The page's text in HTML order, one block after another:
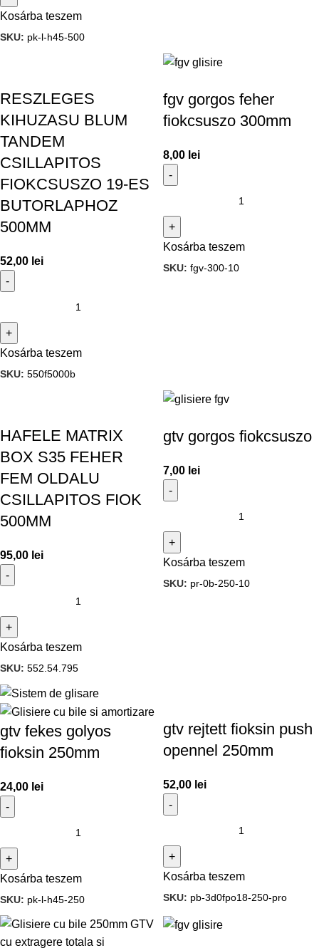
Kosárba teszem
SKU: pk-l-h45-500
RESZLEGES
KIHUZASU BLUM
TANDEM
CSILLAPITOS
FIOKCSUSZO 19-ES
BUTORLAPHOZ
500MM
52,00 lei
Kosárba teszem
SKU: 550f5000b
fgv gorgos feher
fiokcsuszo 300mm
8,00 lei
Kosárba teszem
SKU: fgv-300-10
HAFELE MATRIX
BOX S35 FEHER
FEM OLDALU
CSILLAPITOS FIOK
500MM
95,00 lei
Kosárba teszem
SKU: 552.54.795
gtv gorgos fiokcsuszo
7,00 lei
Kosárba teszem
SKU: pr-0b-250-10
gtv fekes golyos
fioksin 250mm
24,00 lei
Kosárba teszem
SKU: pk-l-h45-250
gtv rejtett fioksin push
opennel 250mm
52,00 lei
Kosárba teszem
SKU: pb-3d0fpo18-250-pro